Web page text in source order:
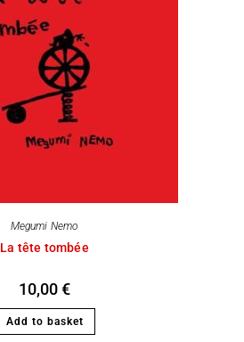
Megumi Nemo
La tête tombée
10,00€
Add to basket